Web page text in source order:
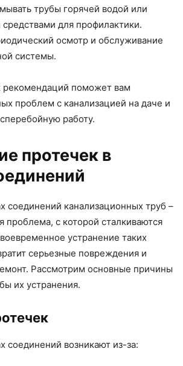
трубы горячей водой или
для профилактики.
осмотр и обслуживание
системы.
рекомендаций поможет вам
проблем с канализацией на даче и
работу.
протечек в
соединений канализационных труб –
проблема, с которой сталкиваются
устранение таких
серьезные повреждения и
Рассмотрим основные причины
их устранения.
соединений возникают из-за: